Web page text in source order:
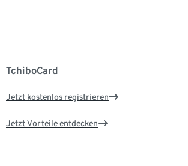
TchiboCard
Jetzt kostenlos registrieren
Jetzt Vorteile entdecken